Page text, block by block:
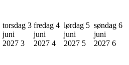
torsdag 3
juni
2027 3
fredag 4
juni
2027 4
lørdag 5
juni
2027 5
søndag 6
juni
2027 6